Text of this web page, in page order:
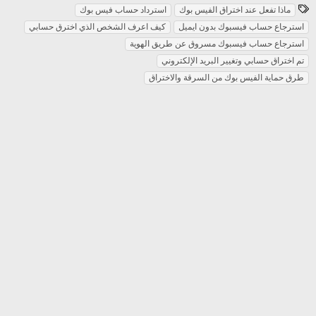
ا
ل
و
س
و
م
ماذا تفعل عند اختراق الفيس بوك
استرداد حساب فيس بوك
استرجاع حساب فيسبوك بدون ايميل
كيف اعرف الشخص الذي اخترق حسابي
استرجاع حساب فيسبوك مسروق عن طريق الهوية
تم اختراق حسابي وتغيير البريد الإلكتروني
طرق حماية الفيس بوك من السرقة والاختراق